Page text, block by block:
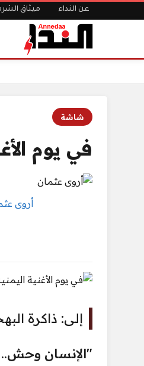
عن النداء ميثاق
شاشة
في يوم
أروى
إلى: ذاكرة
"الإنسان